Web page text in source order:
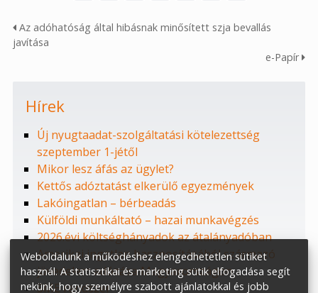
Az adóhatóság által hibásnak minősített szja bevallás
javítása
e-Papír
Hírek
Új nyugtaadat-szolgáltatási kötelezettség
szeptember 1-jétől
Mikor lesz áfás az ügylet?
Kettős adóztatást elkerülő egyezmények
Lakóingatlan – bérbeadás
Külföldi munkáltató – hazai munkavégzés
2026.évi költséghányadok az átalányadóban
Amerikai ingatlan hasznosításából származó
jövedelem adózása Magyarországon
SME rendszer
Weboldalunk a működéshez elengedhetetlen sütiket
használ. A statisztikai és marketing sütik elfogadása segít
nekünk, hogy személyre szabott ajánlatokkal és jobb